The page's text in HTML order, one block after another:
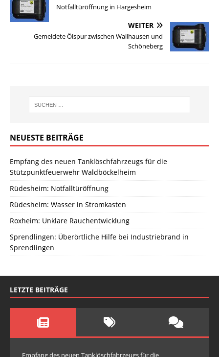
Notfalltüröffnung in Hargesheim
WEITER
Gemeldete Ölspur zwischen Wallhausen und
Schöneberg
NEUESTE BEITRÄGE
Empfang des neuen Tanklöschfahrzeugs für die
Stützpunktfeuerwehr Waldböckelheim
Rüdesheim: Notfalltüröffnung
Rüdesheim: Wasser in Stromkasten
Roxheim: Unklare Rauchentwicklung
Sprendlingen: Überörtliche Hilfe bei Industriebrand in
Sprendlingen
LETZTE BEITRÄGE
Empfang des neuen Tanklöschfahrzeugs für die